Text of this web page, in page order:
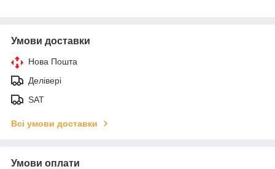
Умови доставки
Нова Пошта
Делівері
SAT
Всі умови доставки
Умови оплати